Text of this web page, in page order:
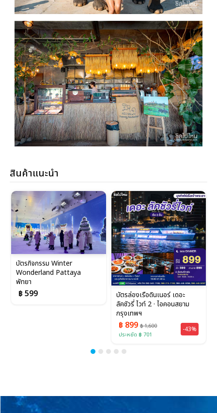
สินค้าแนะนำ
บัตรกิจกรรม Winter
Wonderland Pattaya
พัทยา
฿ 599
บัตรล่องเรือดินเนอร์ เดอะ
ลัคชัวรี่ ไวท์ 2 · ไอคอนสยาม
กรุงเทพฯ
฿ 899฿ 1,600
ประหยัด ฿ 701
-43%